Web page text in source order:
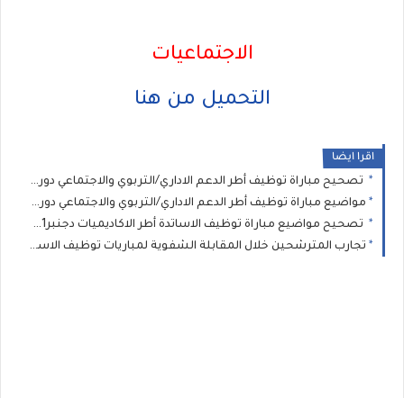
الاجتماعيات
التحميل من هنا
اقرا ايضا
تصحيح مباراة توظيف أطر الدعم الاداري/التربوي والاجتماعي دورة دجنبر2021
مواضيع مباراة توظيف أطر الدعم الاداري/التربوي والاجتماعي دورة دجنبر2021
تصحيح مواضيع مباراة توظيف الاساتدة أطر الاكاديميات دجنبر2021 السلك الثانوي
تجارب المترشحين خلال المقابلة الشفوية لمباريات توظيف الاساتدة أطر الاكاديميات